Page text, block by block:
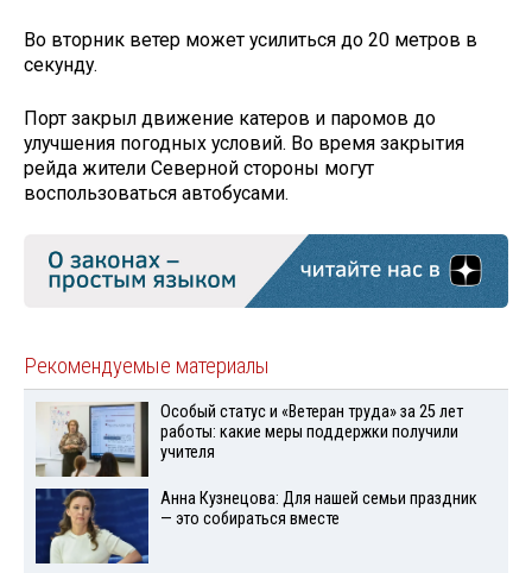
Во вторник ветер может усилиться до 20 метров в
секунду.
Порт закрыл движение катеров и паромов до
улучшения погодных условий. Во время закрытия
рейда жители Северной стороны могут
воспользоваться автобусами.
Рекомендуемые материалы
Особый статус и «Ветеран труда» за 25 лет
работы: какие меры поддержки получили
учителя
Анна Кузнецова: Для нашей семьи праздник
— это собираться вместе